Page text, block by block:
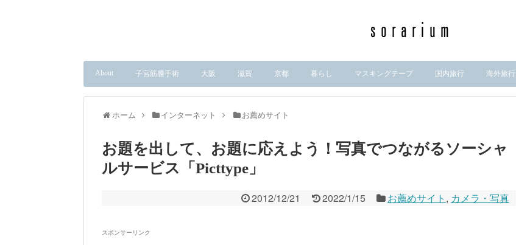
About 子宮筋腫手術 大阪 滋賀 京都 暮らし マスキングテープ 国内旅行 海外旅行
ホーム インターネット お薦めサイト
お題を出して、お題に応えよう！写真でつながるソーシャ
ルサービス「Picttype」
2012/12/21 2022/1/15 お薦めサイト , カメラ・写真
スポンサーリンク